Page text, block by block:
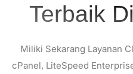
Terbaik
Miliki Sekarang Layanan
cPanel, LiteSpeed